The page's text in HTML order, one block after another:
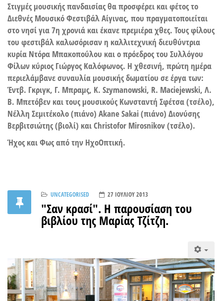
Στιγμές μουσικής πανδαισίας θα προσφέρει και φέτος το
Διεθνές Μουσικό Φεστιβάλ Αίγινας, που πραγματοποιείται
στο νησί για 7η χρονιά και έκανε πρεμιέρα χθες. Τους φίλους
του φεστιβάλ καλωσόρισαν η καλλιτεχνική διευθύντρια
κυρία Ντόρα Μπακοπούλου και ο πρόεδρος του Συλλόγου
Φίλων κύριος Γιώργος Καλόφωνος. Η χθεσινή, πρώτη ημέρα
περιελάμβανε συναυλία μουσικής δωματίου σε έργα των:
Έντβ. Γκριγκ, Γ. Μπραμς, K. Szymanowski, R. Maciejewski, Λ.
Β. Μπετόβεν και τους μουσικούς Κωνσταντή Σφέτσα (τσέλο),
Νέλλη Σεμιτέκολο (πιάνο) Akane Sakai (πιάνο) Διονύσης
Bερβιτσιώτης (βιολί) και Christofor Mirosnikov (τσέλο).
Ήχος και Φως από την ΗχοΟπτική.
UNCATEGORISED 27 ΙΟΥΛΊΟΥ 2013
"Σαν κρασί". Η παρουσίαση του
βιβλίου της Μαρίας Τζίτζη.